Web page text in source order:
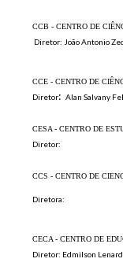
CCB - CENTRO DE
Diretor: João Antonio
CCE - CENTRO DE
Diretor: Alan Salvany
CESA - CENTRO DE
Diretor:
CCS - CENTRO DE
Diretora:
CECA - CENTRO DE
Diretor: Edmilson